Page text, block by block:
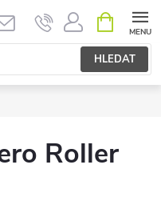
HLEDAT
NÁKUPNÍ
KOŠÍK
Roller